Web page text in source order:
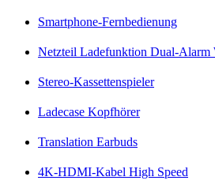
Smartphone-Fernbedienung
Netzteil Ladefunktion Dual-Alarm
Stereo-Kassettenspieler
Ladecase Kopfhörer
Translation Earbuds
4K-HDMI-Kabel High Speed